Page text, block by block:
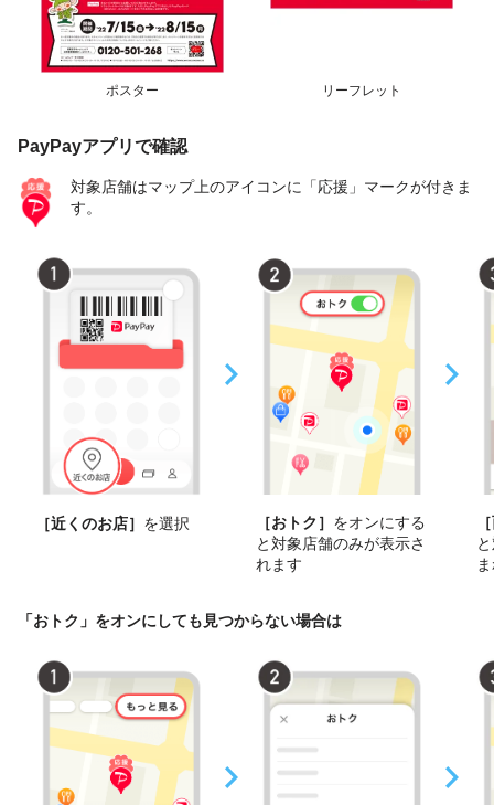
ポスター リーフレット
PayPayアプリで確認
対象店舗はマップ上のアイコンに「応援」マークが付きま
す。
［近くのお店］ を選択 ［おトク］ をオンにする
と対象店舗のみが表示さ
れます
「おトク」をオンにしても見つからない場合は